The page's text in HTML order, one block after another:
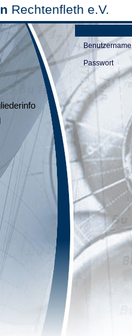
Rechtenfleth e.V.
Benutzername
Passwort